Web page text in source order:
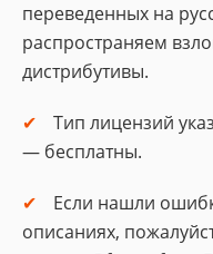
переведенных на
распространяем
дистрибутивы.
Тип лицензий
— бесплатны.
Если нашли
описаниях,